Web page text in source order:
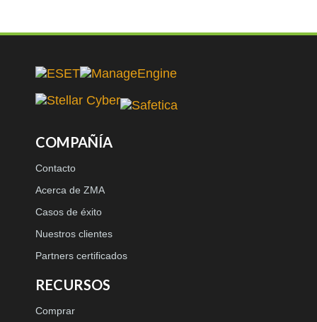
COMPAÑÍA
Contacto
Acerca de ZMA
Casos de éxito
Nuestros clientes
Partners certificados
RECURSOS
Comprar